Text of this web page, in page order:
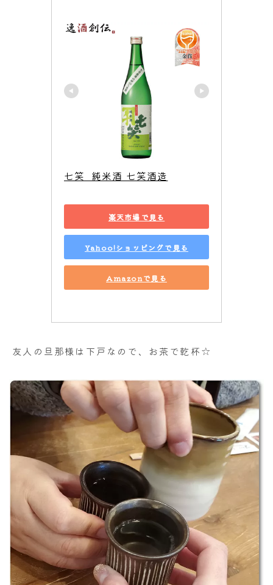
七笑  純米酒 七笑酒造
楽天市場で見る
Yahoo!ショッピングで見る
Amazonで見る
友人の旦那様は下戸なので、お茶で乾杯☆